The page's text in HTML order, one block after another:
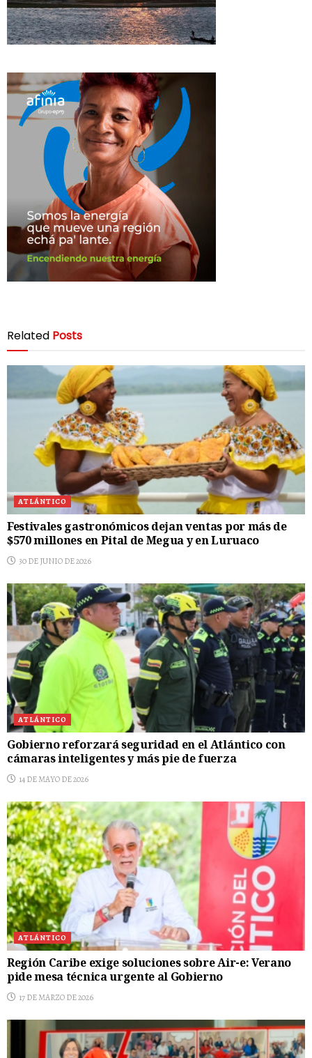
Related Posts
ATLÁNTICO
Festivales gastronómicos dejan ventas por más de
$570 millones en Pital de Megua y en Luruaco
30 DE JUNIO DE 2026
ATLÁNTICO
Gobierno reforzará seguridad en el Atlántico con
cámaras inteligentes y más pie de fuerza
14 DE MAYO DE 2026
ATLÁNTICO
Región Caribe exige soluciones sobre Air-e: Verano
pide mesa técnica urgente al Gobierno
17 DE MARZO DE 2026